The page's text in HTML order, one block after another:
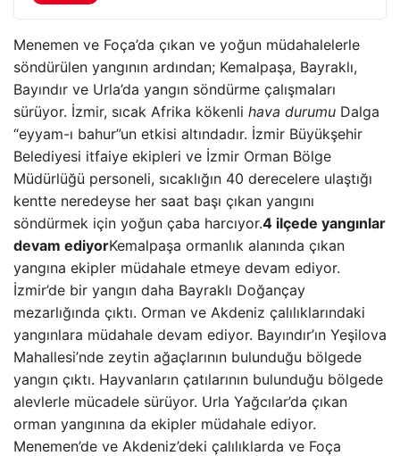
Menemen ve Foça’da çıkan ve yoğun müdahalelerle
söndürülen yangının ardından; Kemalpaşa, Bayraklı,
Bayındır ve Urla’da yangın söndürme çalışmaları
sürüyor. İzmir, sıcak Afrika kökenli hava durumu Dalga
“eyyam-ı bahur”un etkisi altındadır. İzmir Büyükşehir
Belediyesi itfaiye ekipleri ve İzmir Orman Bölge
Müdürlüğü personeli, sıcaklığın 40 derecelere ulaştığı
kentte neredeyse her saat başı çıkan yangını
söndürmek için yoğun çaba harcıyor.4 ilçede yangınlar
devam ediyorKemalpaşa ormanlık alanında çıkan
yangına ekipler müdahale etmeye devam ediyor.
İzmir’de bir yangın daha Bayraklı Doğançay
mezarlığında çıktı. Orman ve Akdeniz çalılıklarındaki
yangınlara müdahale devam ediyor. Bayındır’ın Yeşilova
Mahallesi’nde zeytin ağaçlarının bulunduğu bölgede
yangın çıktı. Hayvanların çatılarının bulunduğu bölgede
alevlerle mücadele sürüyor. Urla Yağcılar’da çıkan
orman yangınına da ekipler müdahale ediyor.
Menemen’de ve Akdeniz’deki çalılıklarda ve Foça